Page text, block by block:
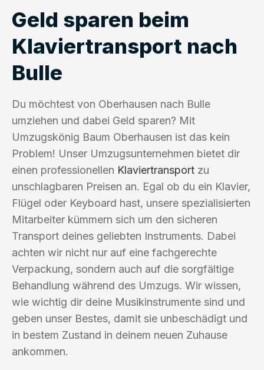
Geld sparen beim
Klaviertransport nach
Bulle
Du möchtest von Oberhausen nach Bulle
umziehen und dabei Geld sparen? Mit
Umzugskönig Baum Oberhausen ist das kein
Problem! Unser Umzugsunternehmen bietet dir
einen professionellen Klaviertransport zu
unschlagbaren Preisen an. Egal ob du ein Klavier,
Flügel oder Keyboard hast, unsere spezialisierten
Mitarbeiter kümmern sich um den sicheren
Transport deines geliebten Instruments. Dabei
achten wir nicht nur auf eine fachgerechte
Verpackung, sondern auch auf die sorgfältige
Behandlung während des Umzugs. Wir wissen,
wie wichtig dir deine Musikinstrumente sind und
geben unser Bestes, damit sie unbeschädigt und
in bestem Zustand in deinem neuen Zuhause
ankommen.